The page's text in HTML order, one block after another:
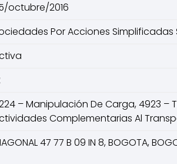
octubre/2016
Por Acciones Simplificadas
– Manipulación De Carga, 4923 –
Complementarias Al
47 77 B 09 IN 8, BOGOTA,